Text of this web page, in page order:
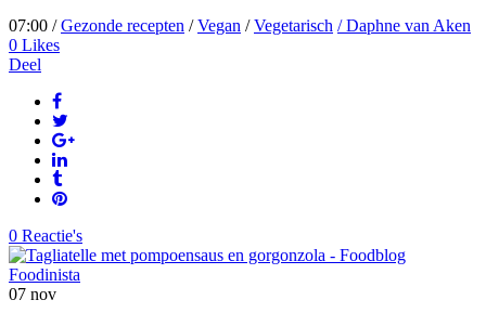
07:00 /Gezonde recepten /Vegan /Vegetarisch / Daphne van Aken
0 Likes
Deel
0 Reactie's
07 nov